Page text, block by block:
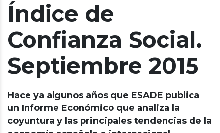
Índice de
Confianza Social.
Septiembre 2015
Hace ya algunos años que ESADE publica
un Informe Económico que analiza la
coyuntura y las principales tendencias de la